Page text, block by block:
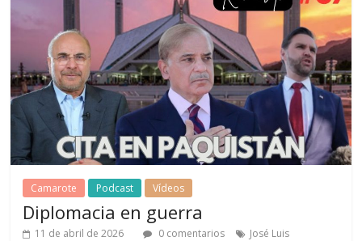
Camarote Podcast Vídeos
Diplomacia en guerra
11 de abril de 2026 0 comentarios
José Luis